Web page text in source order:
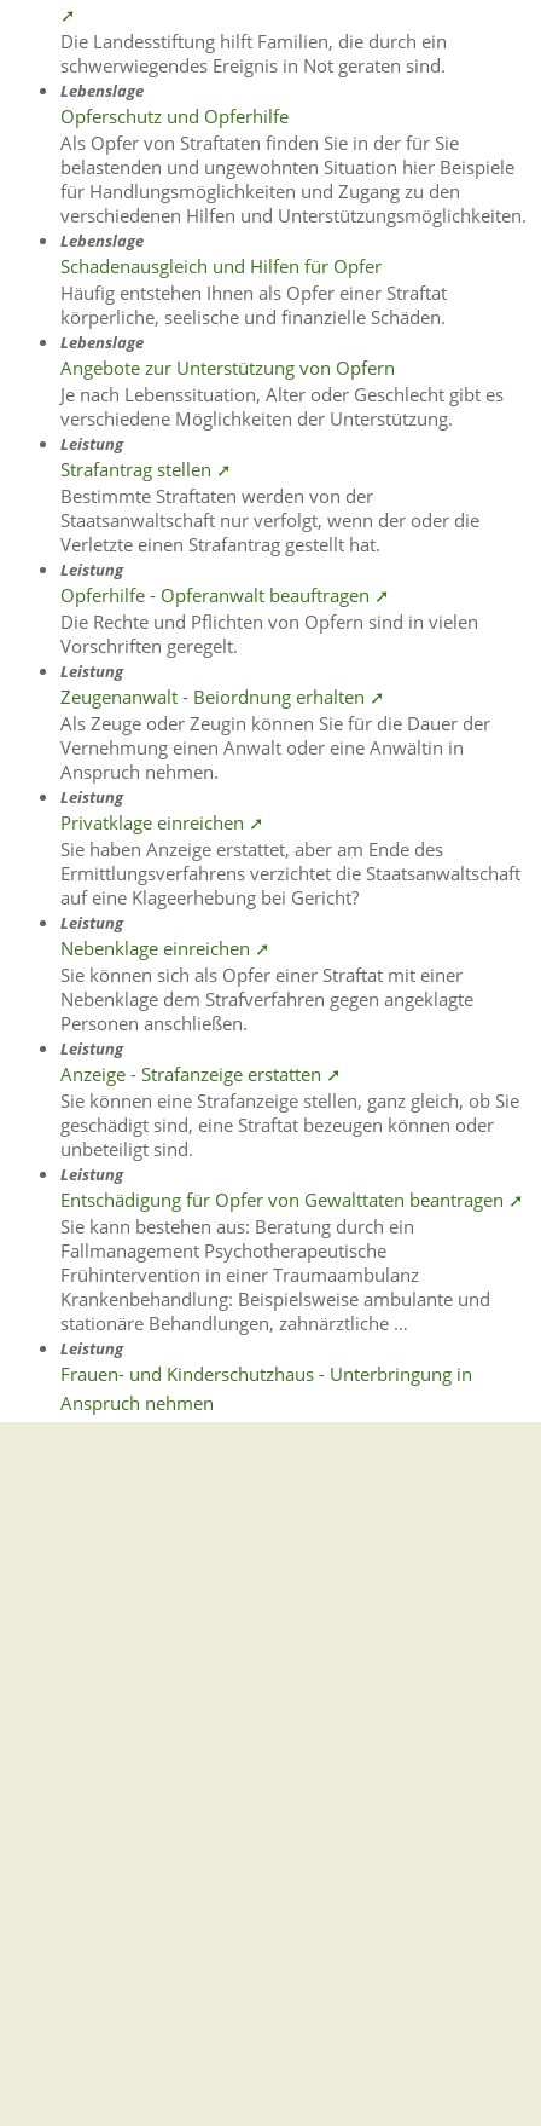
➚
Die Landesstiftung hilft Familien, die durch ein
schwerwiegendes Ereignis in Not geraten sind.
Lebenslage
Opferschutz und Opferhilfe
Als Opfer von Straftaten finden Sie in der für Sie
belastenden und ungewohnten Situation hier Beispiele
für Handlungsmöglichkeiten und Zugang zu den
verschiedenen Hilfen und Unterstützungsmöglichkeiten.
Lebenslage
Schadenausgleich und Hilfen für Opfer
Häufig entstehen Ihnen als Opfer einer Straftat
körperliche, seelische und finanzielle Schäden.
Lebenslage
Angebote zur Unterstützung von Opfern
Je nach Lebenssituation, Alter oder Geschlecht gibt es
verschiedene Möglichkeiten der Unterstützung.
Leistung
Strafantrag stellen ➚
Bestimmte Straftaten werden von der
Staatsanwaltschaft nur verfolgt, wenn der oder die
Verletzte einen Strafantrag gestellt hat.
Leistung
Opferhilfe - Opferanwalt beauftragen ➚
Die Rechte und Pflichten von Opfern sind in vielen
Vorschriften geregelt.
Leistung
Zeugenanwalt - Beiordnung erhalten ➚
Als Zeuge oder Zeugin können Sie für die Dauer der
Vernehmung einen Anwalt oder eine Anwältin in
Anspruch nehmen.
Leistung
Privatklage einreichen ➚
Sie haben Anzeige erstattet, aber am Ende des
Ermittlungsverfahrens verzichtet die Staatsanwaltschaft
auf eine Klageerhebung bei Gericht?
Leistung
Nebenklage einreichen ➚
Sie können sich als Opfer einer Straftat mit einer
Nebenklage dem Strafverfahren gegen angeklagte
Personen anschließen.
Leistung
Anzeige - Strafanzeige erstatten ➚
Sie können eine Strafanzeige stellen, ganz gleich, ob Sie
geschädigt sind, eine Straftat bezeugen können oder
unbeteiligt sind.
Leistung
Entschädigung für Opfer von Gewalttaten beantragen ➚
Sie kann bestehen aus: Beratung durch ein
Fallmanagement Psychotherapeutische
Frühintervention in einer Traumaambulanz
Krankenbehandlung: Beispielsweise ambulante und
stationäre Behandlungen, zahnärztliche …
Leistung
Frauen- und Kinderschutzhaus - Unterbringung in
Anspruch nehmen
Frauen- und Kinderschutzhäuser sind rund um die Uhr